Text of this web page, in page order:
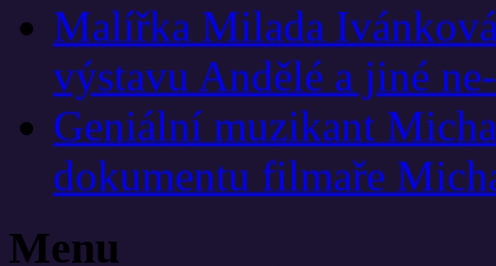
Malířka Milada
výstavu Andělé a jiné
Geniální muzikant
dokumentu filmaře
Menu